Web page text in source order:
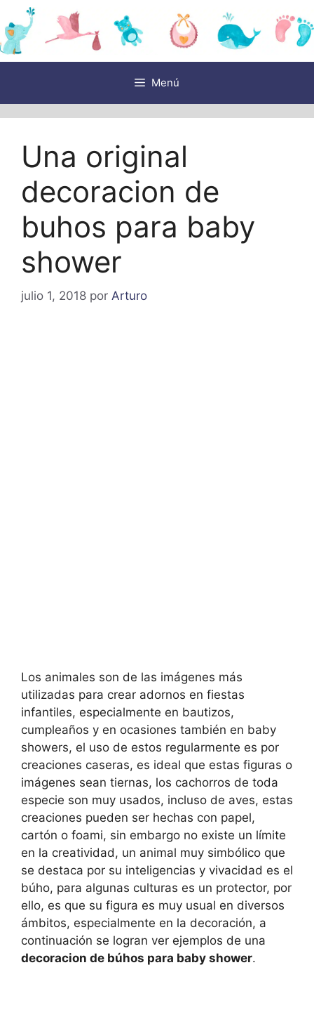
Saltar
al
contenido
Menú
Una original
decoracion de
buhos para baby
shower
julio 1, 2018 por Arturo
Los animales son de las imágenes más
utilizadas para crear adornos en fiestas
infantiles, especialmente en bautizos,
cumpleaños y en ocasiones también en baby
showers, el uso de estos regularmente es por
creaciones caseras, es ideal que estas figuras o
imágenes sean tiernas, los cachorros de toda
especie son muy usados, incluso de aves, estas
creaciones pueden ser hechas con papel,
cartón o foami, sin embargo no existe un límite
en la creatividad, un animal muy simbólico que
se destaca por su inteligencias y vivacidad es el
búho, para algunas culturas es un protector, por
ello, es que su figura es muy usual en diversos
ámbitos, especialmente en la decoración, a
continuación se logran ver ejemplos de una
decoracion de búhos para baby shower.